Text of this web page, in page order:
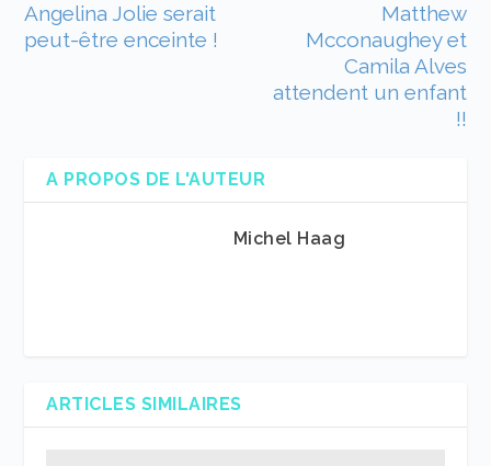
Angelina Jolie serait
peut-être enceinte !
Matthew
Mcconaughey et
Camila Alves
attendent un enfant
!!
A PROPOS DE L'AUTEUR
Michel Haag
ARTICLES SIMILAIRES